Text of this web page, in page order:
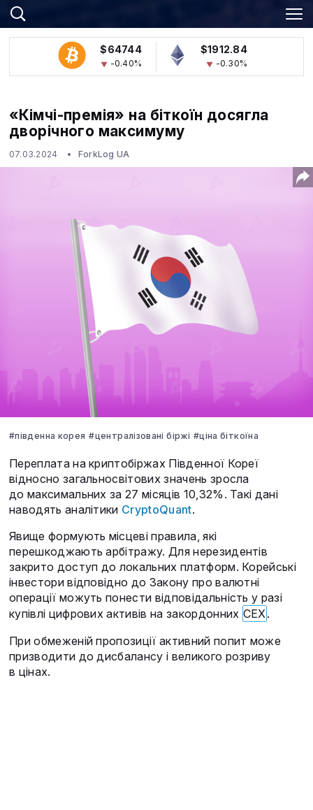
$64744
-0.40%
$1912.84
-0.30%
«Кімчі-премія» на біткоїн досягла
дворічного максимуму
07.03.2024 ForkLog UA
#південна корея #централізовані біржі #ціна біткоїна
Переплата на криптобіржах Південної Кореї
відносно загальносвітових значень зросла
до максимальних за 27 місяців 10,32%. Такі дані
наводять аналітики CryptoQuant.
Явище формують місцеві правила, які
перешкоджають арбітражу. Для нерезидентів
закрито доступ до локальних платформ. Корейські
інвестори відповідно до Закону про валютні
операції можуть понести відповідальність у разі
купівлі цифрових активів на закордонних СЕХ.
При обмеженій пропозиції активний попит може
призводити до дисбалансу і великого розриву
в цінах.